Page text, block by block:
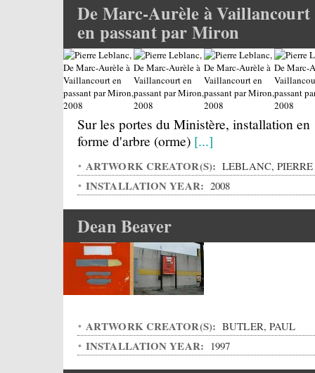
De Marc-Aurèle à Vaillancourt
en passant par Miron
Sur les portes du Ministère, installation en
forme d'arbre (orme) [...]
ARTWORK CREATOR(S): LEBLANC, PIERRE
INSTALLATION YEAR: 2008
Dean Beaver
ARTWORK CREATOR(S): BUTLER, PAUL
INSTALLATION YEAR: 1997